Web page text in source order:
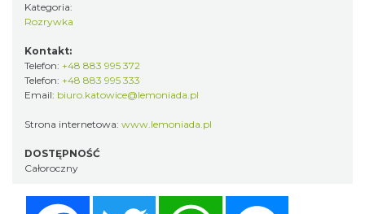
Kategoria:
Rozrywka
Kontakt:
Telefon: +48 883 995 372
Telefon: +48 883 995 333
Email: biuro.katowice@lemoniada.pl
Strona internetowa: www.lemoniada.pl
DOSTĘPNOŚĆ
Całoroczny
Twitter WhatsApp